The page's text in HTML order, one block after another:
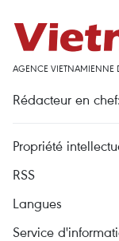
AGENCE VIETNAMIENNE
Rédacteur en
Propriété
RSS
Langues
Service